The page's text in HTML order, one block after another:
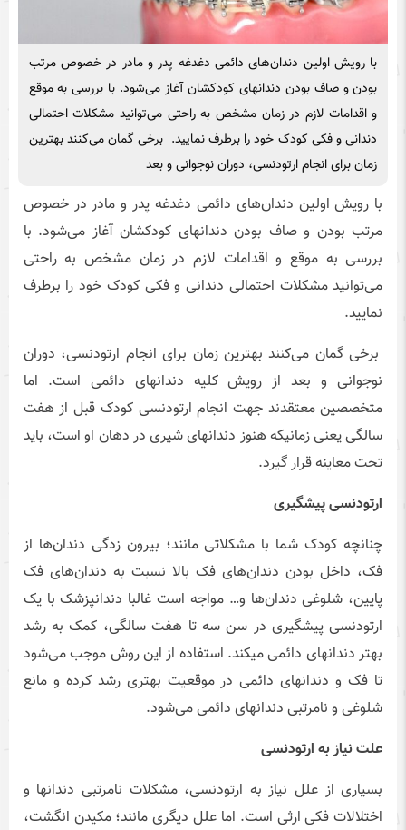
با رویش اولین دندان‌های دائمی دغدغه پدر و مادر در خصوص مرتب
بودن و صاف بودن دندانهای کودکشان آغاز می‌شود. با بررسی به موقع
و اقدامات لازم در زمان مشخص به راحتی می‌توانید مشکلات احتمالی
دندانی و فکی کودک خود را برطرف نمایید. برخی گمان می‌کنند بهترین
زمان برای انجام ارتودنسی، دوران نوجوانی و بعد
با رویش اولین دندان‌های دائمی دغدغه پدر و مادر در خصوص
مرتب بودن و صاف بودن دندانهای کودکشان آغاز می‌شود. با
بررسی به موقع و اقدامات لازم در زمان مشخص به راحتی
می‌توانید مشکلات احتمالی دندانی و فکی کودک خود را برطرف
نمایید.
برخی گمان می‌کنند بهترین زمان برای انجام ارتودنسی، دوران
نوجوانی و بعد از رویش کلیه دندانهای دائمی است. اما
متخصصین معتقدند جهت انجام ارتودنسی کودک قبل از هفت
سالگی یعنی زمانیکه هنوز دندانهای شیری در دهان او است، باید
تحت معاینه قرار گیرد.
ارتودنسی پیشگیری
چنانچه کودک شما با مشکلاتی مانند؛ بیرون زدگی دندان‌ها از
فک، داخل بودن دندان‌های فک بالا نسبت به دندان‌های فک
پایین، شلوغی دندان‌ها و… مواجه است غالبا دندانپزشک با یک
ارتودنسی پیشگیری در سن سه تا هفت سالگی، کمک به رشد
بهتر دندانهای دائمی میکند. استفاده از این روش موجب می‌شود
تا فک و دندانهای دائمی در موقعیت بهتری رشد کرده و مانع
شلوغی و نامرتبی دندانهای دائمی می‌شود.
علت نیاز به ارتودنسی
بسیاری از علل نیاز به ارتودنسی، مشکلات نامرتبی دندانها و
اختلالات فکی ارثی است. اما علل دیگری مانند؛ مکیدن انگشت،